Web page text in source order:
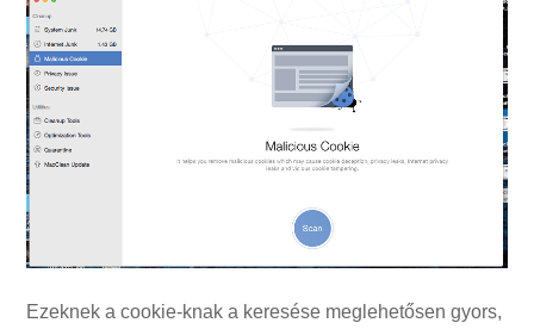
Ezeknek a cookie-knak a keresése meglehetősen gyors,